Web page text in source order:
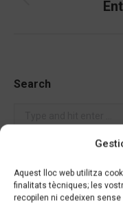
Aquest lloc web utilitza
finalitats tècniques; les
recopilen ni cedeixen
Search
Recent Posts